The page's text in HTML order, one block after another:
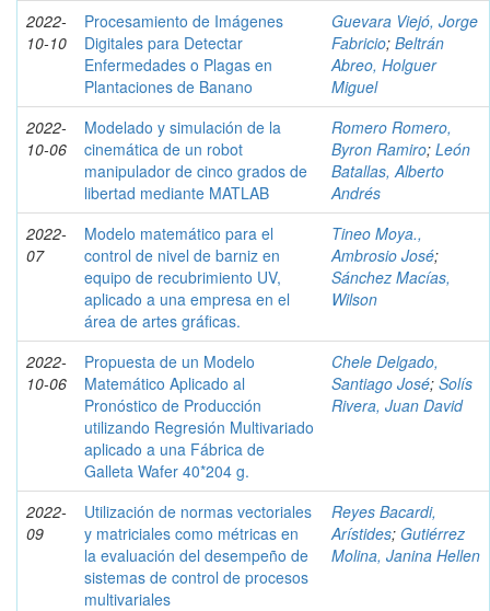
2022-
10-10
Procesamiento de Imágenes
Digitales para Detectar
Enfermedades o Plagas en
Plantaciones de Banano
Guevara Viejó, Jorge
Fabricio; Beltrán
Abreo, Holguer
Miguel
2022-
10-06
Modelado y simulación de la
cinemática de un robot
manipulador de cinco grados de
libertad mediante MATLAB
Romero Romero,
Byron Ramiro; León
Batallas, Alberto
Andrés
2022-
07
Modelo matemático para el
control de nivel de barniz en
equipo de recubrimiento UV,
aplicado a una empresa en el
área de artes gráficas.
Tineo Moya.,
Ambrosio José;
Sánchez Macías,
Wilson
2022-
10-06
Propuesta de un Modelo
Matemático Aplicado al
Pronóstico de Producción
utilizando Regresión Multivariado
aplicado a una Fábrica de
Galleta Wafer 40*204 g.
Chele Delgado,
Santiago José; Solís
Rivera, Juan David
2022-
09
Utilización de normas vectoriales
y matriciales como métricas en
la evaluación del desempeño de
sistemas de control de procesos
multivariales
Reyes Bacardi,
Arístides; Gutiérrez
Molina, Janina Hellen